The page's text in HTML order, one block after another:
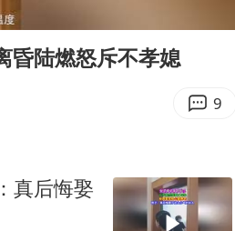
衅图谋
昏陆燃怒斥不孝媳
9
真后悔娶